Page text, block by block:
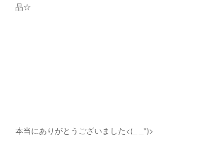
品☆
本当にありがとうございました<(_ _*)>